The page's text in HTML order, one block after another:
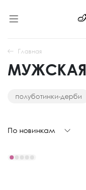
Главная
полуботинки-дерби
По новинкам